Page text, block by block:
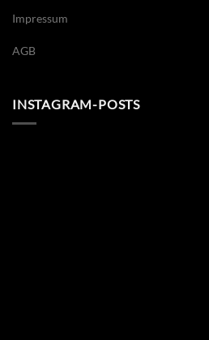
Impressum
AGB
INSTAGRAM-POSTS